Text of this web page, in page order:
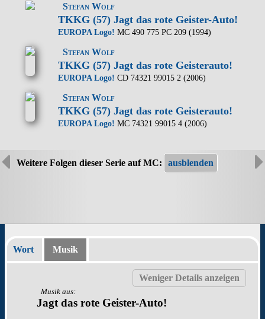
Stefan Wolf
TKKG (57) Jagt das rote Geister-Auto!
EUROPA Logo! MC 490 775 PC 209 (1994)
Stefan Wolf
TKKG (57) Jagt das rote Geisterauto!
EUROPA Logo! CD 74321 99015 2 (2006)
Stefan Wolf
TKKG (57) Jagt das rote Geisterauto!
EUROPA Logo! MC 74321 99015 4 (2006)
Weitere Folgen dieser Serie auf MC:
Wort Musik
Musik aus:
Jagt das rote Geister-Auto!